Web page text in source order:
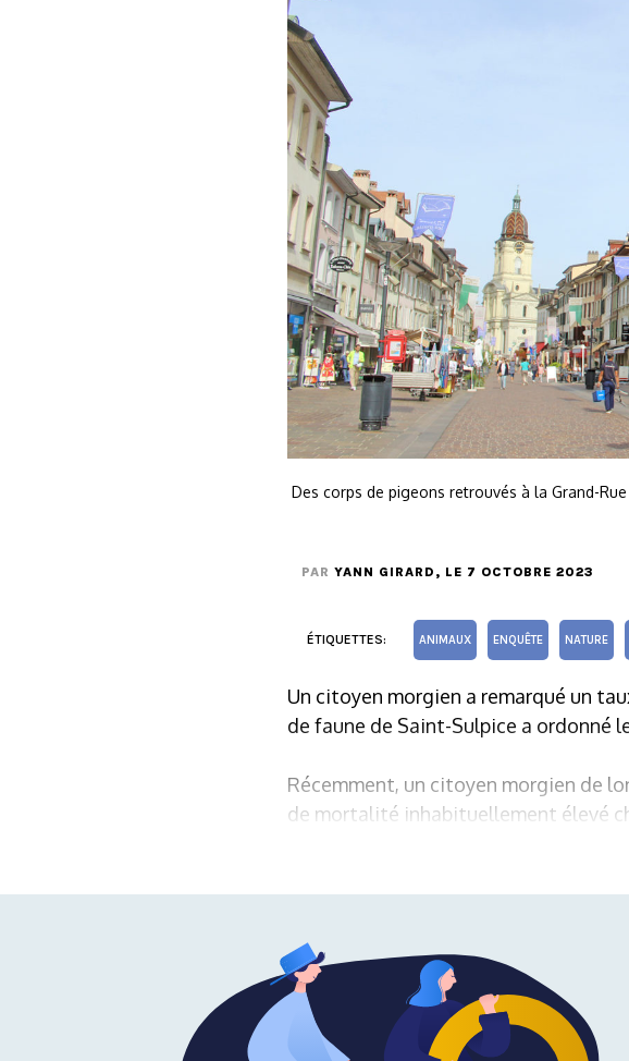
Des corps de pigeons retrouvés à la Grand-
PAR YANN GIRARD , LE 7 OCTOBRE 2023
ÉTIQUETTES: ANIMAUX ENQUÊTE NATURE
Un citoyen morgien a remarqué un
de faune de Saint-Sulpice a ordonné
Récemment, un citoyen morgien de
de mortalité inhabituellement élevé